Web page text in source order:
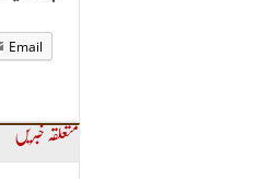
Email
متعلقہ خبریں